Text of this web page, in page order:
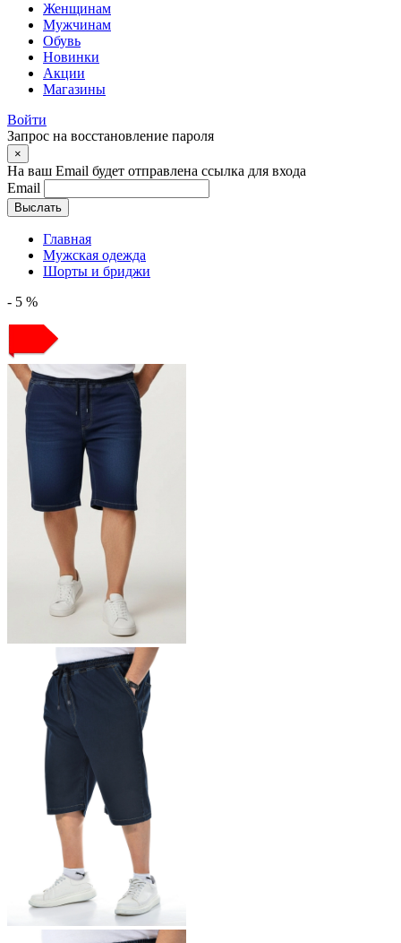
Женщинам
Мужчинам
Обувь
Новинки
Акции
Магазины
Войти
Запрос на восстановление пароля
×
На ваш Email будет отправлена ссылка для входа
Email
Выслать
Главная
Мужская одежда
Шорты и бриджи
- 5 %